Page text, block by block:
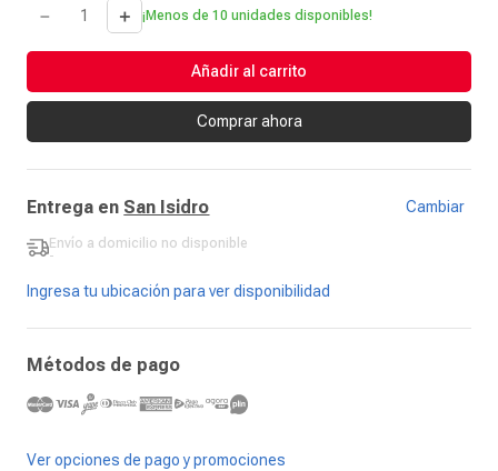
＋
－ ¡Menos de 10 unidades disponibles!
Añadir al carrito
Comprar ahora
Entrega en San Isidro Cambiar
Envío a domicilio no disponible
-
Ingresa tu ubicación para ver disponibilidad
Métodos de pago
Ver opciones de pago y promociones